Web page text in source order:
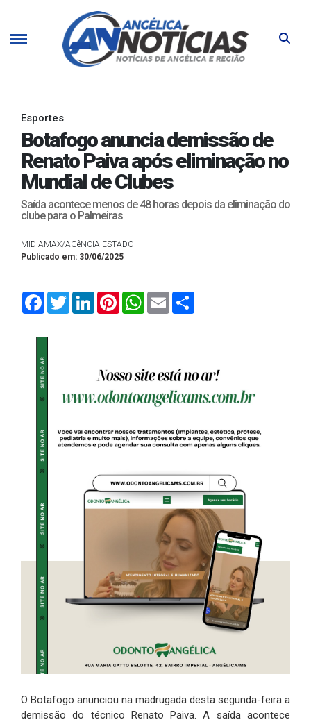
Esportes
Botafogo anuncia demissão de
Renato Paiva após eliminação no
Mundial de Clubes
Saída acontece menos de 48 horas depois da eliminação do
clube para o Palmeiras
MIDIAMAX/AGêNCIA ESTADO
Publicado em: 30/06/2025
FacebookTwitterLinkedInPinterestWhatsApp
Email
O Botafogo anunciou na madrugada desta segunda-feira a
demissão do técnico Renato Paiva. A saída acontece